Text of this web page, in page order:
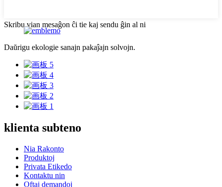
Skribu vian mesaĝon ĉi tie kaj sendu ĝin al ni
Daŭrigu ekologie sanajn pakaĵajn solvojn.
klienta subteno
Nia Rakonto
Produktoj
Privata Etikedo
Kontaktu nin
Oftaj demandoj